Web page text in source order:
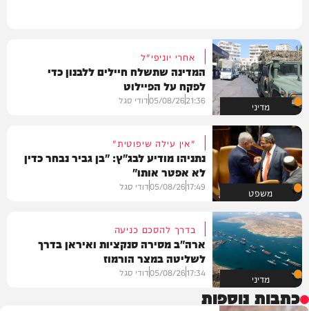
מדיני
אחרי יוניפי"ל
המדינה שתשלח חיילים ללבנון כדי
לפקח על הפיילוט
21:36
05/08/26דודי סגל
משפט
"אין עילה שיפוטית"
נתניהו מודיע לבג"ץ: "בן גביר נבחר כדין
לא אפטר אותו"
17:49
05/08/26דודי סגל
מדיני
בדרך להסכם כניעה
ארה"ב מסירה סנקציות ואיראן בדרך
לשליטה במצר הורמוז
17:34
05/08/26דודי סגל
כתבות נוספות